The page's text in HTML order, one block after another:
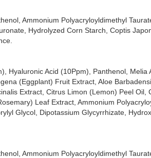
bài kiểm nghiệm kích ứng da.
Aloe Soothing Care Mask
làm dịu làn da kích ứng, cháy nắng do tác
Ammonium Polyacryloyldimethyl
Hydrolyzed Corn Starch, Coptis
Hyaluronic Acid (10Ppm), Panthenol, Melia
(Eggplant) Fruit Extract, Aloe
Extract, Citrus Limon (Lemon) Peel Oil,
Leaf Extract, Ammonium
Glycol, Dipotassium Glycyrrhizate,
Ammonium Polyacryloyldimethyl